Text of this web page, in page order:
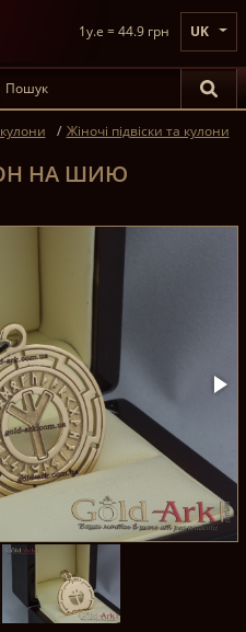
UK
1y.e = 44.9 грн
Жіночі підвіски та кулони
НА ШИЮ